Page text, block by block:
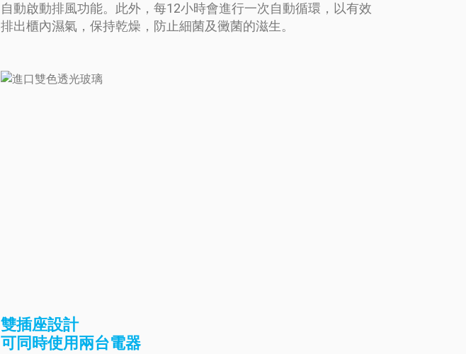
自動啟動排風功能。此外，每12小時會進行一次自動循環，以有效
排出櫃內濕氣，保持乾燥，防止細菌及黴菌的滋生。
雙插座設計
可同時使用兩台電器